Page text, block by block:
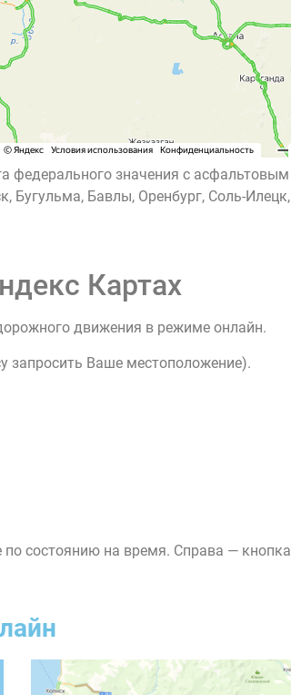
федерального значения с асфальтовым
Бугульма, Бавлы, Оренбург, Соль-Илецк,
Картах
движения в режиме онлайн.
запросить Ваше местоположение).
состоянию на время. Справа — кнопка